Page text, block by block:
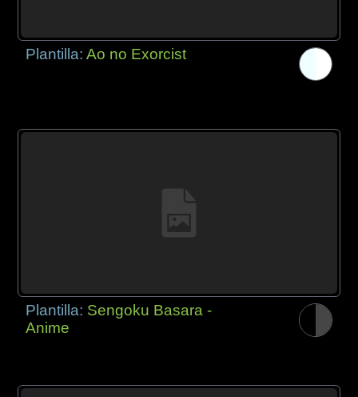
Plantilla:Ao no Exorcist
Plantilla: Sengoku Basara -
Anime